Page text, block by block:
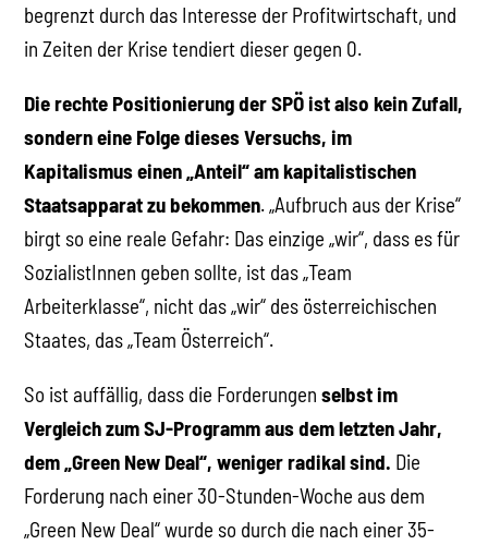
begrenzt durch das Interesse der Profitwirtschaft, und
in Zeiten der Krise tendiert dieser gegen 0.
Die rechte Positionierung der SPÖ ist also kein Zufall,
sondern eine Folge dieses Versuchs, im
Kapitalismus einen „Anteil“ am kapitalistischen
Staatsapparat zu bekommen. „Aufbruch aus der Krise“
birgt so eine reale Gefahr: Das einzige „wir“, dass es für
SozialistInnen geben sollte, ist das „Team
Arbeiterklasse“, nicht das „wir“ des österreichischen
Staates, das „Team Österreich“.
So ist auffällig, dass die Forderungenselbst im
Vergleich zum SJ-Programm aus dem letzten Jahr,
dem „Green New Deal“, weniger radikal sind. Die
Forderung nach einer 30-Stunden-Woche aus dem
„Green New Deal“ wurde so durch die nach einer 35-